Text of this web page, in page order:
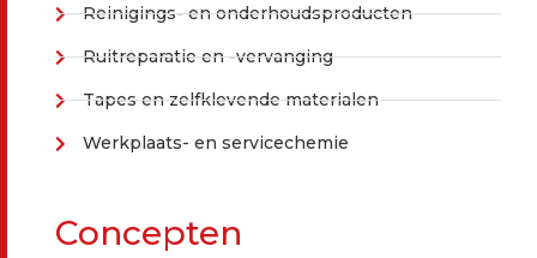
Reinigings- en onderhoudsproducten
Ruitreparatie en -vervanging
Tapes en zelfklevende materialen
Werkplaats- en servicechemie
Concepten